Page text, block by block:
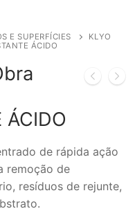
E SUPERFÍCIES
KLYO
ÁCIDO
ÁCIDO
de rápida ação
remoção de
resíduos de rejunte,